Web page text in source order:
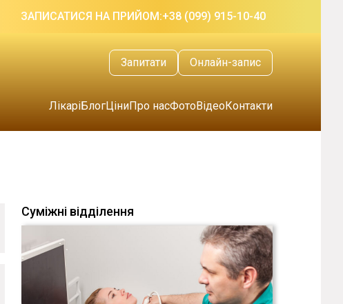
ЗАПИСАТИСЯ НА ПРИЙОМ:+38 (099) 915-10-40
Запитати Онлайн-запис
ЛікаріБлогЦіниПро насФотоВідеоКонтакти
Суміжні відділення